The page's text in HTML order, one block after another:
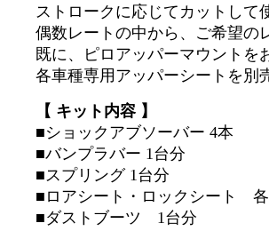
ストロークに応じてカットして
偶数レートの中から、ご希望の
既に、ピロアッパーマウントを
各車種専用アッパーシートを別
【 キット内容 】
■ショックアブソーバー 4本
■バンプラバー 1台分
■スプリング 1台分
■ロアシート・ロックシート
■ダストブーツ 1台分